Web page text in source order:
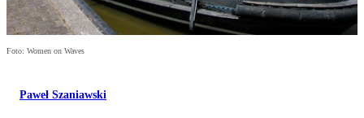
Foto: Women on Waves
Paweł Szaniawski